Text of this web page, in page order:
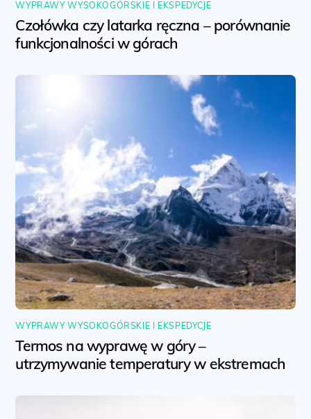
WYPRAWY WYSOKOGÓRSKIE I EKSPEDYCJE
Czołówka czy latarka ręczna – porównanie
funkcjonalności w górach
WYPRAWY WYSOKOGÓRSKIE I EKSPEDYCJE
Termos na wyprawę w góry –
utrzymywanie temperatury w ekstremach